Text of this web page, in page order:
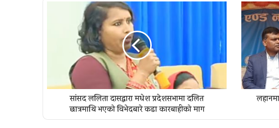
सांसद ललिता दासद्वारा मधेश प्रदेशसभामा दलित
छात्रमाथि भएको विभेदबारे कडा कारबाहीको माग